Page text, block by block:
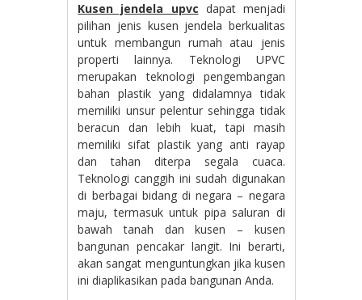
Kusen jendela upvc dapat menjadi
pilihan jenis kusen jendela berkualitas
untuk membangun rumah atau jenis
properti lainnya. Teknologi UPVC
merupakan teknologi pengembangan
bahan plastik yang didalamnya tidak
memiliki unsur pelentur sehingga tidak
beracun dan lebih kuat, tapi masih
memiliki sifat plastik yang anti rayap
dan tahan diterpa segala cuaca.
Teknologi canggih ini sudah digunakan
di berbagai bidang di negara – negara
maju, termasuk untuk pipa saluran di
bawah tanah dan kusen – kusen
bangunan pencakar langit. Ini berarti,
akan sangat menguntungkan jika kusen
ini diaplikasikan pada bangunan Anda.